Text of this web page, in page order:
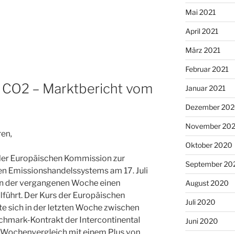
– Marktbericht vom
Europäischen Kommission zur
Emissionshandelssystems am 17. Juli
der vergangenen Woche einen
Der Kurs der Europäischen
sich in der letzten Woche zwischen
Kontrakt der Intercontinental
Mai 2021
April 2021
März 2021
Februar 2021
Januar 2021
Dezember
November
Oktober 2020
September
August 2020
Juli 2020
Juni 2020